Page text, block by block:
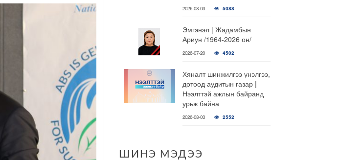
2026-08-03 5088
Эмгэнэл | Жадамбын
Ариун /1964-2026 он/
2026-07-20 4502
Хяналт шинжилгээ үнэлгээ,
дотоод аудитын газар |
Нээлттэй ажлын байранд
урьж байна
2026-08-03 2552
ШИНЭ МЭДЭЭ